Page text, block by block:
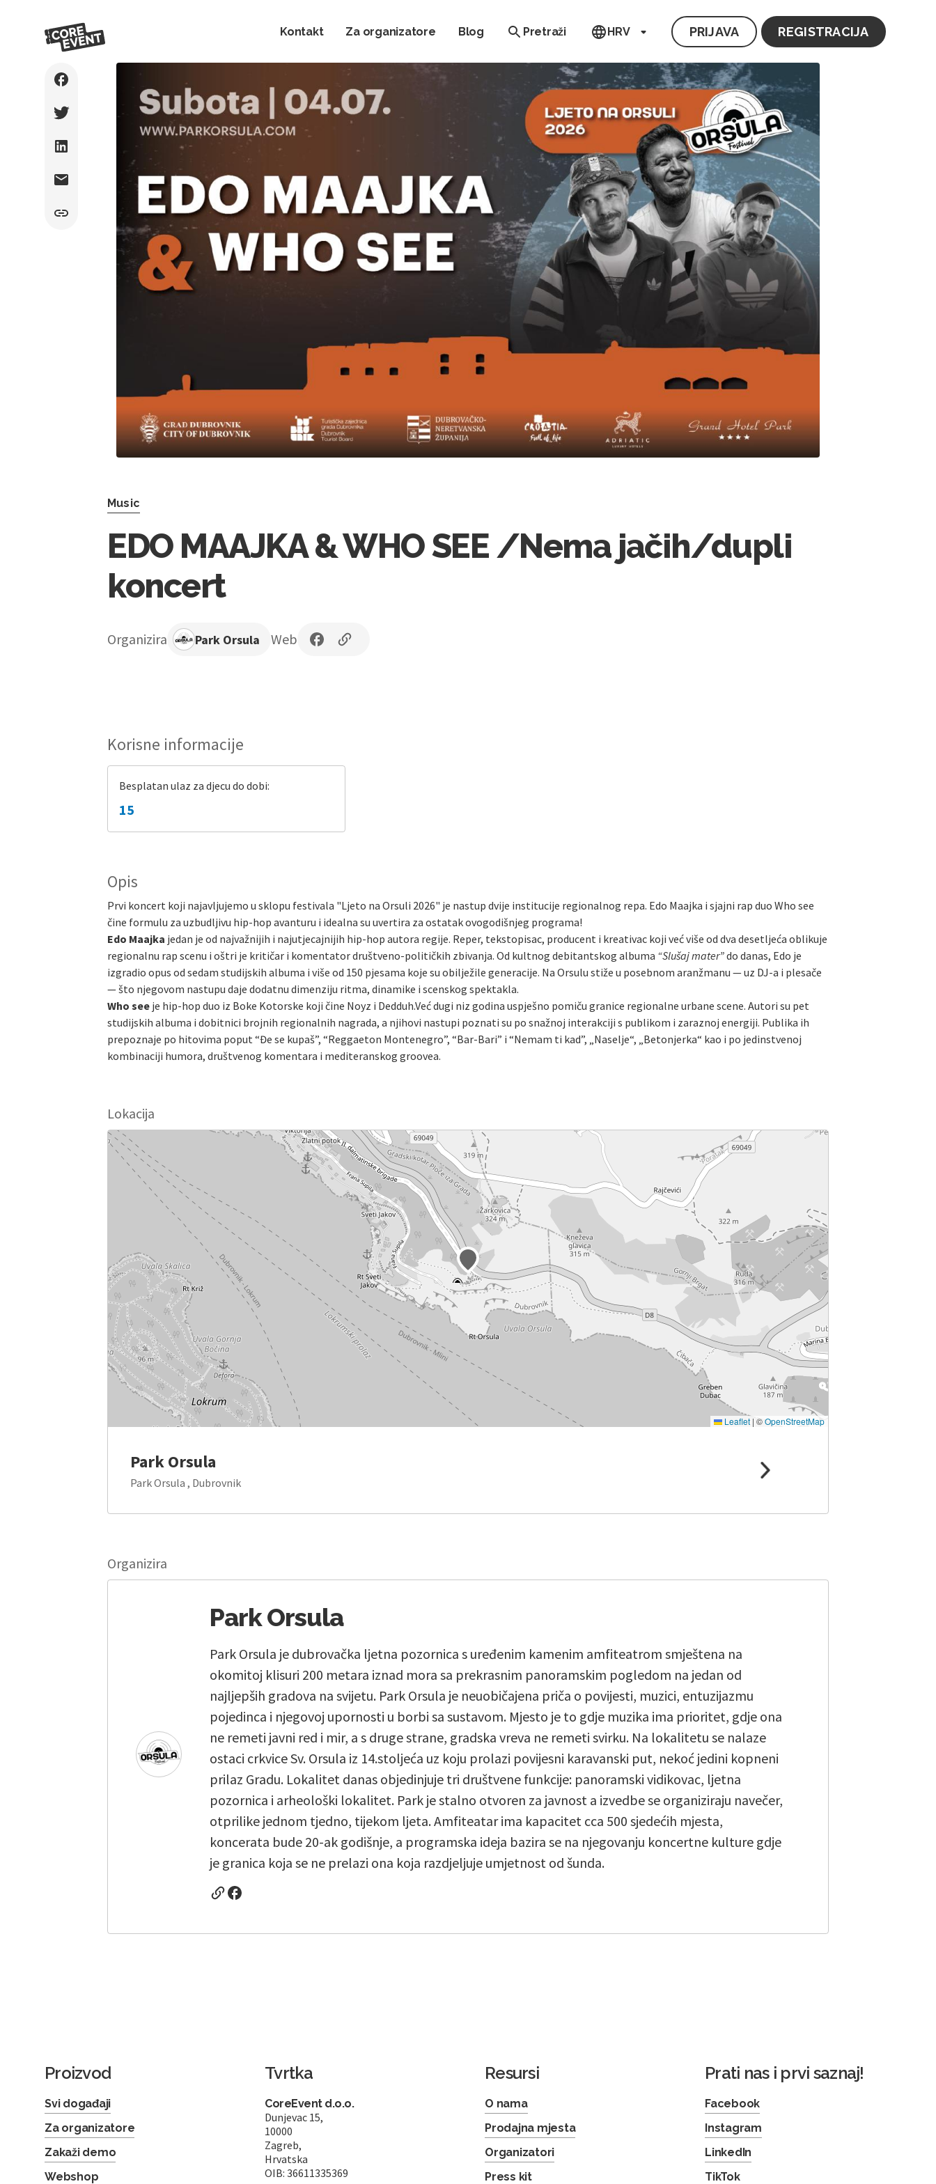
Kontakt Za organizatore Blog Pretraži HRV PRIJAVA REGISTRACIJA
Music
EDO MAAJKA & WHO SEE /Nema jačih/dupli
koncert
Organizira Park Orsula Web
Korisne informacije
Besplatan ulaz za djecu do dobi:
15
Opis
Prvi koncert koji najavljujemo u sklopu festivala "Ljeto na Orsuli 2026" je nastup dvije institucije regionalnog repa. Edo Maajka i sjajni rap duo Who see
čine formulu za uzbudljivu hip-hop avanturu i idealna su uvertira za ostatak ovogodišnjeg programa!
Edo Maajka jedan je od najvažnijih i najutjecajnijih hip-hop autora regije. Reper, tekstopisac, producent i kreativac koji već više od dva desetljeća oblikuje
regionalnu rap scenu i oštri je kritičar i komentator društveno-političkih zbivanja. Od kultnog debitantskog albuma “Slušaj mater”do danas, Edo je
izgradio opus od sedam studijskih albuma i više od 150 pjesama koje su obilježile generacije. Na Orsulu stiže u posebnom aranžmanu — uz DJ-a i plesače
— što njegovom nastupu daje dodatnu dimenziju ritma, dinamike i scenskog spektakla.
Who see je hip-hop duo iz Boke Kotorske koji čine Noyz i Dedduh.Već dugi niz godina uspješno pomiču granice regionalne urbane scene. Autori su pet
studijskih albuma i dobitnici brojnih regionalnih nagrada, a njihovi nastupi poznati su po snažnoj interakciji s publikom i zaraznoj energiji. Publika ih
prepoznaje po hitovima poput “Đe se kupaš”, “Reggaeton Montenegro”, “Bar-Bari” i “Nemam ti kad”, „Naselje“, „Betonjerka“ kao i po jedinstvenoj
kombinaciji humora, društvenog komentara i mediteranskog groovea.
Lokacija
Leaflet | ©OpenStreetMap
Park Orsula
Park Orsula , Dubrovnik
Organizira
Park Orsula
Park Orsula je dubrovačka ljetna pozornica s uređenim kamenim amfiteatrom smještena na
okomitoj klisuri 200 metara iznad mora sa prekrasnim panoramskim pogledom na jedan od
najljepših gradova na svijetu. Park Orsula je neuobičajena priča o povijesti, muzici, entuzijazmu
pojedinca i njegovoj upornosti u borbi sa sustavom. Mjesto je to gdje muzika ima prioritet, gdje ona
ne remeti javni red i mir, a s druge strane, gradska vreva ne remeti svirku. Na lokalitetu se nalaze
ostaci crkvice Sv. Orsula iz 14.stoljeća uz koju prolazi povijesni karavanski put, nekoć jedini kopneni
prilaz Gradu. Lokalitet danas objedinjuje tri društvene funkcije: panoramski vidikovac, ljetna
pozornica i arheološki lokalitet. Park je stalno otvoren za javnost a izvedbe se organiziraju navečer,
otprilike jednom tjedno, tijekom ljeta. Amfiteatar ima kapacitet cca 500 sjedećih mjesta,
koncerata bude 20-ak godišnje, a programska ideja bazira se na njegovanju koncertne kulture gdje
je granica koja se ne prelazi ona koja razdjeljuje umjetnost od šunda.
Proizvod
Svi događaji
Za organizatore
Zakaži demo
Webshop
Tvrtka
CoreEvent d.o.o.
Dunjevac 15,
10000
Zagreb,
Hrvatska
OIB: 36611335369
Resursi
O nama
Prodajna mjesta
Organizatori
Press kit
Prati nas i prvi saznaj!
Facebook
Instagram
LinkedIn
TikTok